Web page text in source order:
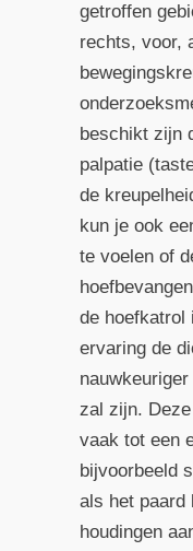
getroffen
rechts, voor,
beschikt zijn
palpatie
de
kun je ook
te voelen of
de hoefkatrol
ervaring de
zal zijn.
vaak tot een
bijvoorbeeld
als het paard
houdingen